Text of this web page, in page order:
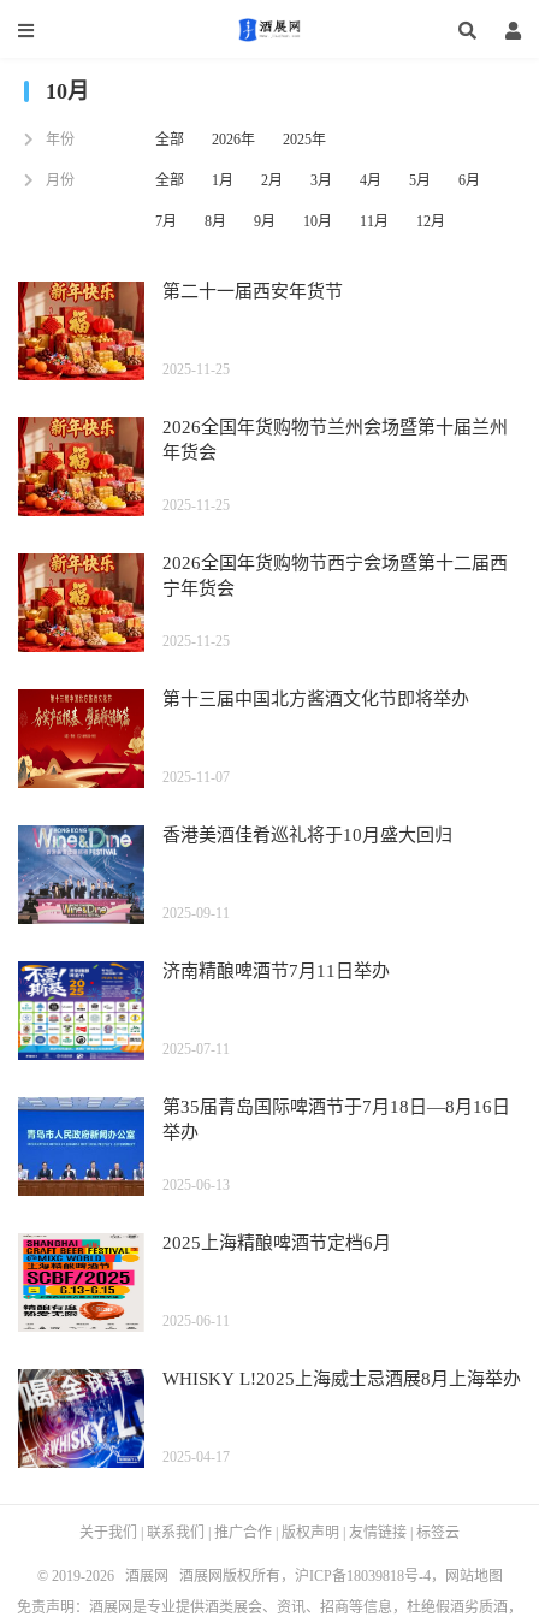
10月
年份 全部 2026年 2025年
月份 全部 1月 2月 3月 4月 5月 6月
7月 8月 9月 10月 11月 12月
第二十一届西安年货节
2025-11-25
2026全国年货购物节兰州会场暨第十届兰州
年货会
2025-11-25
2026全国年货购物节西宁会场暨第十二届西
宁年货会
2025-11-25
第十三届中国北方酱酒文化节即将举办
2025-11-07
香港美酒佳肴巡礼将于10月盛大回归
2025-09-11
济南精酿啤酒节7月11日举办
2025-07-11
第35届青岛国际啤酒节于7月18日—8月16日
举办
2025-06-13
2025上海精酿啤酒节定档6月
2025-06-11
WHISKY L!2025上海威士忌酒展8月上海举办
2025-04-17
关于我们 联系我们 推广合作 版权声明 友情链接 标签云
© 2019-2026 酒展网 酒展网版权所有， 沪ICP备18039818号-4，
网站地图
免责声明：酒展网是专业提供酒类展会、资讯、招商等信息，杜绝假酒劣质酒，